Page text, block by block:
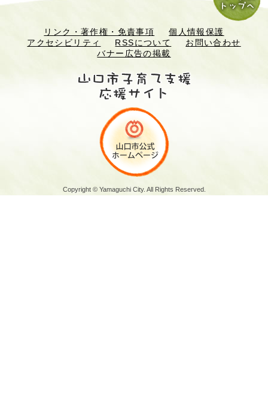
リンク・著作権・免責事項
個人情報保護
アクセシビリティ
RSSについて
お問い合わせ
バナー広告の掲載
Copyright © Yamaguchi City. All Rights Reserved.